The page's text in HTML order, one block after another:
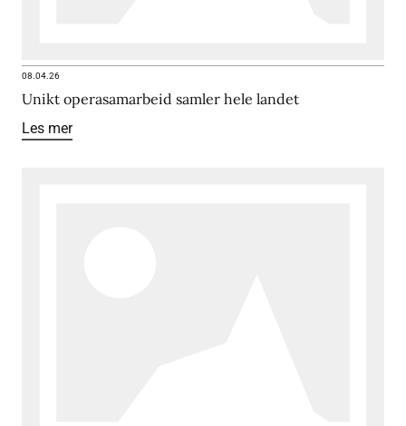
08.04.26
Unikt operasamarbeid samler hele landet
Les mer